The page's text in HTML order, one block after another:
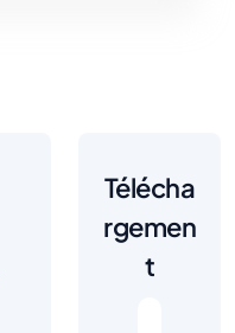
Télécha
rgemen
t